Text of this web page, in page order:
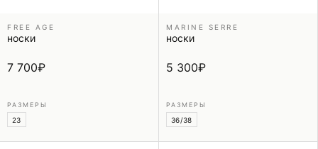
FREE AGE
носки
7 700₽
РАЗМЕРЫ
23
MARINE SERRE
носки
5 300₽
РАЗМЕРЫ
36/38